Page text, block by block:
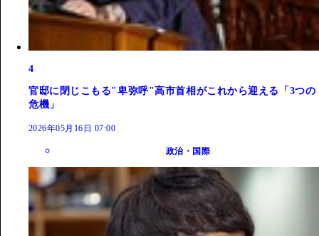
4
官邸に閉じこもる"卑弥呼"高市首相がこれから迎える「3つの
危機」
2026年05月16日 07:00
政治・国際